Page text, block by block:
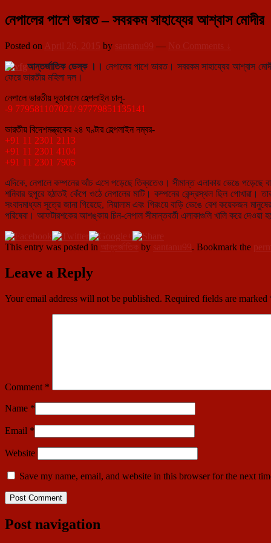
নেপালের পাশে ভারত – সবরকম সাহায্যের আশ্বাস মোদীর
Posted on April 26, 2015 by santanu99 — No Comments ↓
আন্তর্জাতিক ডেস্ক ।। নেপালের পাশে ভারত। সবরকম সাহায্যের আশ্বাস
ফেরে ভারতীয় মহিলা দল।
নেপালে ভারতীয় দূতাবাসে হেল্পলাইন চালু-
-9 779581107021/ 97779851135141
ভারতীয় বিদেশমন্ত্রকের ২৪ ঘণ্টার হেল্পলাইন নম্বর-
+91 11 2301 2113
+91 11 2301 4104
+91 11 2301 7905
এদিকে, নেপালে কম্পনের আঁচ এসে পড়েছে তিব্বতেও। সীমান্ত এলাকায় ভেঙে পড়েছে
শনিবার দুপুরে হঠাতই কেঁপে ওঠে নেপালের মাটি। কম্পনের কেন্দ্রস্থল ছিল পোখারা।
সংবাদমাধ্যম সূত্রে জানা গিয়েছে, নিয়ালাম এবং গিরংয়ে বাড়ি ভেঙে বেশ কয়েকজন
পরিষেবা। আফটারশকের আশঙ্কায় চিন-নেপাল সীমান্তবর্তী এলাকাগুলি খালি করে দেওয়া
This entry was posted in আন্তর্জাতিক by santanu99. Bookmark the
Leave a Reply
Your email address will not be published. Required fields are marked
Comment *
Name *
Email *
Website
Save my name, email, and website in this browser for the next
Post navigation